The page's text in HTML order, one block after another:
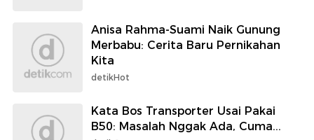
Anisa Rahma-Suami Naik Gunung
Merbabu: Cerita Baru Pernikahan
Kita
detikHot
Kata Bos Transporter Usai Pakai
B50: Masalah Nggak Ada, Cuma...